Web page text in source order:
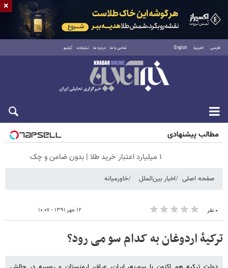
فارسی العربية English تماس با ما درباره ما تبلیغات آرشیو
جمعه ۱۶ مرداد ۱۴۰۵
مطالب پیشنهادی
۱ میلیارد اعتبار خرید طلا | بدون ضامن و چک
صفحه اصلی اخبار بین‌الملل خاورمیانه
۰ نفر ۱۲ مهر ۱۳۹۱ - ۱۰:۰۷
ترکیۀ اردوغان به کدام سو می رود؟
×